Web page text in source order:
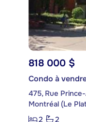
818 000 $
Condo à
475, Rue
Montréal (Le
2
2